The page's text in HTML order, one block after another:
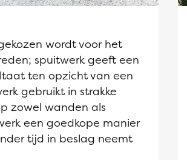
wordt voor het
spuitwerk geeft een
ten opzicht van een
gebruikt in strakke
zowel wanden als
een goedkope manier
tijd in beslag neemt